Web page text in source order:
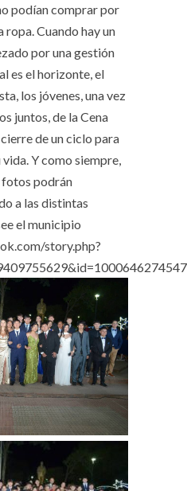
podían comprar por
ropa. Cuando hay un
por una gestión
es el horizonte, el
los jóvenes, una vez
juntos, de la Cena
de un ciclo para
Y como siempre,
fotos podrán
a las distintas
el municipio
story.php?